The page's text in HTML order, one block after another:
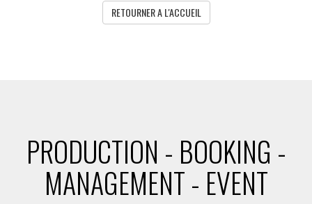
RETOURNER A L'ACCUEIL
PRODUCTION - BOOKING -
MANAGEMENT - EVENT